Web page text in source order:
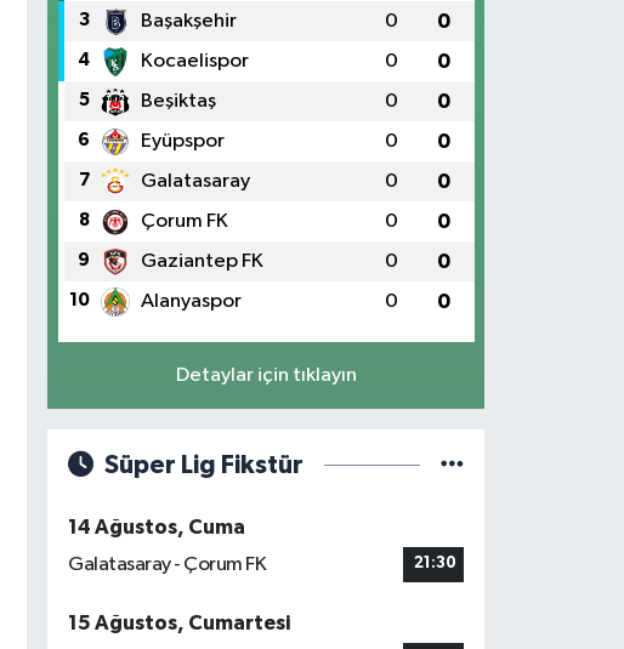
3 Başakşehir 0 0
4 Kocaelispor 0 0
5 Beşiktaş 0 0
6 Eyüpspor 0 0
7 Galatasaray 0 0
8 Çorum FK 0 0
9 Gaziantep FK 0 0
10 Alanyaspor 0 0
Detaylar için tıklayın
Süper Lig Fikstür
14 Ağustos, Cuma
Galatasaray - Çorum FK
21:30
15 Ağustos, Cumartesi